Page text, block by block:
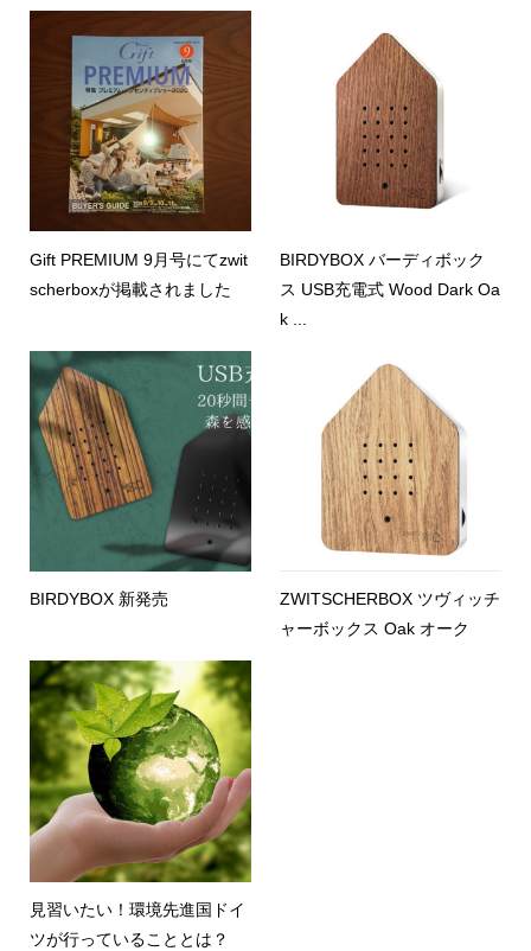
Gift PREMIUM 9月号にてzwit
scherboxが掲載されました
BIRDYBOX バーディボック
ス USB充電式 Wood Dark Oa
k ...
BIRDYBOX 新発売
ZWITSCHERBOX ツヴィッチ
ャーボックス Oak オーク
見習いたい！環境先進国ドイ
ツが行っていることとは？